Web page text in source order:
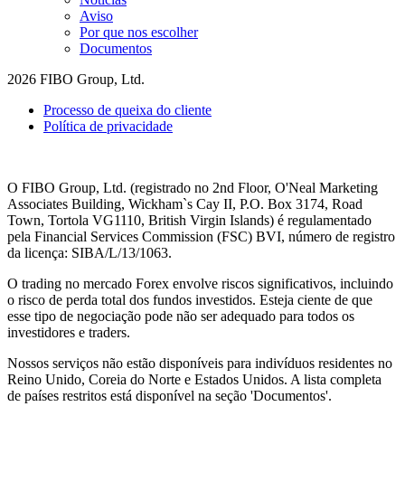
Aviso
Por que nos escolher
Documentos
2026 FIBO Group, Ltd.
Processo de queixa do cliente
Política de privacidade
O FIBO Group, Ltd. (registrado no 2nd Floor, O'Neal Marketing
Associates Building, Wickham`s Cay II, P.O. Box 3174, Road
Town, Tortola VG1110, British Virgin Islands) é regulamentado
pela Financial Services Commission (FSC) BVI, número de registro
da licença: SIBA/L/13/1063.
O trading no mercado Forex envolve riscos significativos, incluindo
o risco de perda total dos fundos investidos. Esteja ciente de que
esse tipo de negociação pode não ser adequado para todos os
investidores e traders.
Nossos serviços não estão disponíveis para indivíduos residentes no
Reino Unido, Coreia do Norte e Estados Unidos. A lista completa
de países restritos está disponível na seção 'Documentos'.